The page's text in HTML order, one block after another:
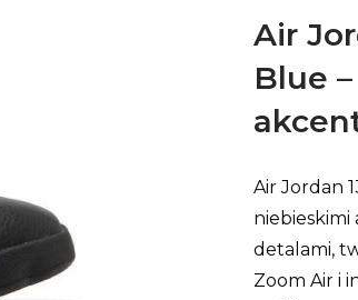
Air
Blue
Air Jordan
niebieskimi
detalami,
Zoom Air i